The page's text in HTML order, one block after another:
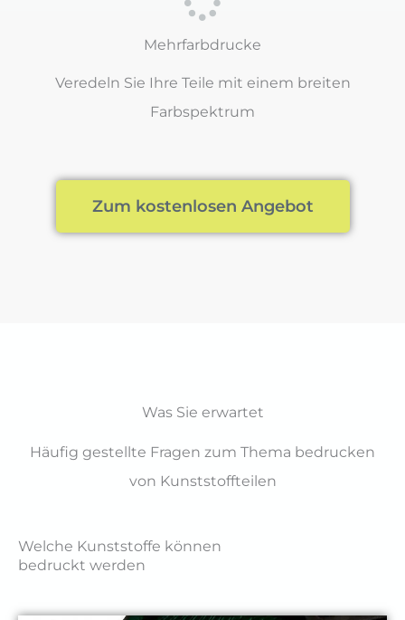
Mehrfarbdrucke
Veredeln Sie Ihre Teile mit einem breiten
Farbspektrum
Zum kostenlosen Angebot
Was Sie erwartet
Häufig gestellte Fragen zum Thema bedrucken
von Kunststoffteilen
Welche Kunststoffe können
bedruckt werden